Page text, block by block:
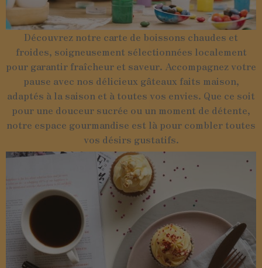
Découvrez notre carte de boissons chaudes et
froides, soigneusement sélectionnées localement
pour garantir fraîcheur et saveur. Accompagnez votre
pause avec nos délicieux gâteaux faits maison,
adaptés à la saison et à toutes vos envies. Que ce soit
pour une douceur sucrée ou un moment de détente,
notre espace gourmandise est là pour combler toutes
vos désirs gustatifs.